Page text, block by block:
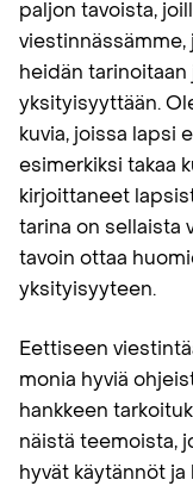
paljon tavoista,
viestinnässämme,
heidän tarinoitaan
yksityisyyttään.
kuvia, joissa lapsi
esimerkiksi takaa
kirjoittaneet
tarina on sellaista
tavoin ottaa
yksityisyyteen.
Eettiseen
monia hyviä
hankkeen
näistä teemoista,
hyvät käytännöt